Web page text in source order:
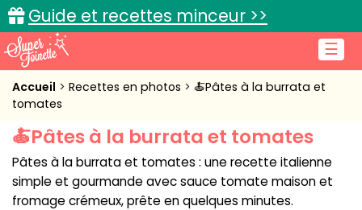
☰
Guide et recettes minceur >>
Accueil
Cuisine pratique
L'actu cuisine
Accueil Recettes en photos
🍝Pâtes à la burrata et
tomates
🍝Pâtes à la burrata et tomates
Pâtes à la burrata et tomates : une recette italienne
simple et gourmande avec sauce tomate maison et
fromage crémeux, prête en quelques minutes.